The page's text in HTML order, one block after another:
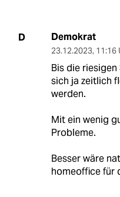
D Demokrat
23.12.2023, 11:16
Bis die
sich ja zeitlich
werden.
Mit ein wenig
Probleme.
Besser wäre
homeoffice für